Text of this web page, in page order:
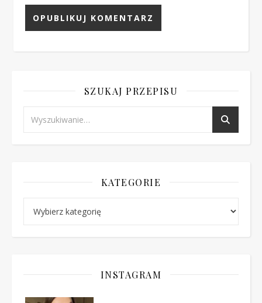
SZUKAJ PRZEPISU
KATEGORIE
INSTAGRAM